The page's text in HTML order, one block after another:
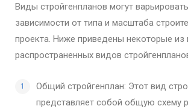
Виды стройгенпланов могут
зависимости от типа и масштаба
проекта. Ниже приведены некоторые из
распространенных видов
Общий стройгенплан: Этот вид
представляет собой общую схему